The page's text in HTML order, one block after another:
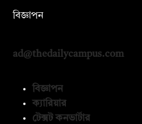
বিজ্ঞাপন
ad@thedailycampus.com
বিজ্ঞাপন
ক্যারিয়ার
টেক্সট কনভার্টার